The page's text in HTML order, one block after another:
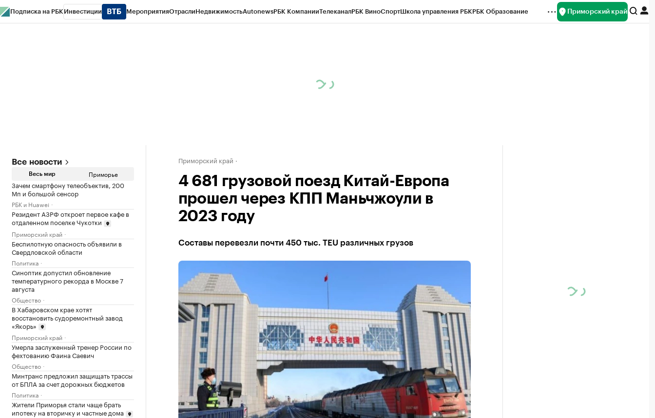
Подписка на РБК Инвестиции МероприятияОтраслиНедвижимостьAutonewsРБК КомпанииТелеканалРБК ВиноСпортШкола управления РБКРБК Образование Приморский край
Все новости
Весь мир Приморье
Зачем смартфону телеобъектив, 200
Мп и большой сенсор
РБК и Huawei
Резидент АЗРФ откроет первое кафе в
отдаленном поселке Чукотки
Приморский край
Беспилотную опасность объявили в
Свердловской области
Политика
Синоптик допустил обновление
температурного рекорда в Москве 7
августа
Общество
В Хабаровском крае хотят
восстановить судоремонтный завод
«Якорь»
Приморский край
Умерла заслуженный тренер России по
фехтованию Фаина Саевич
Общество
Минтранс предложил защищать трассы
от БПЛА за счет дорожных бюджетов
Политика
Жители Приморья стали чаще брать
ипотеку на вторичку и частные дома
Приморский край
4 681 грузовой поезд Китай-Европа
прошел через КПП Маньчжоули в
2023 году
Составы перевезли почти 450 тыс. TEU различных грузов